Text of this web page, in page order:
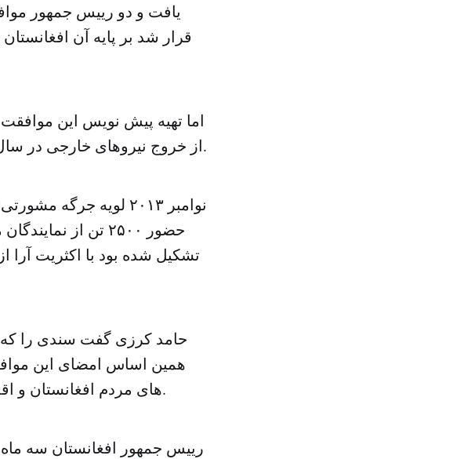
یافت و دو رییس جمهور
قرار شد بر پایه آن
اما تهیه پیش نویس این
از خروج نیروهای خارجی در سال ۲۰۱۴ مشخص می کند بیشتر از حد معمول طول کشید.
حضور ۲۵۰۰ تن از
تشکیل شده بود با اکثریت آرا
حامد کرزی گفت سندی را که
همین اساس امضای این
های مردم افغانستان و اقدام صادقانه آمریکا در تامین صلح با طالبان مشروط کرد.
رییس جمهور افغانستان سه